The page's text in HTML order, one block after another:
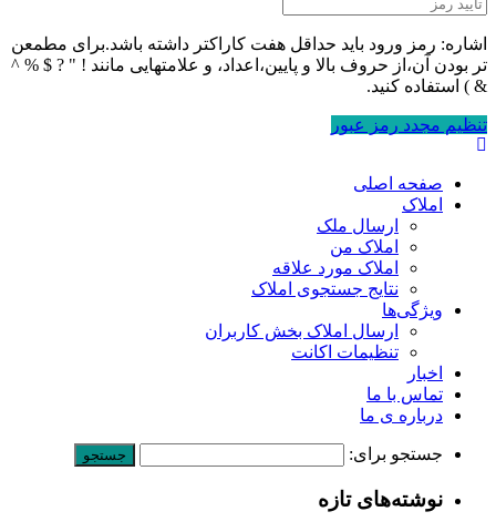
اشاره: رمز ورود باید حداقل هفت کاراکتر داشته باشد.برای مطمعن
تر بودن آن،از حروف بالا و پایین،اعداد، و علامتهایی مانند ! " ? $ % ^
& ) استفاده کنید.
تنظیم مجدد رمز عبور
صفحه اصلی
املاک
ارسال ملک
املاک من
املاک مورد علاقه
نتایج جستجوی املاک
ویژگی‌ها
ارسال املاک بخش کاربران
تنظیمات اکانت
اخبار
تماس با ما
درباره ی ما
جستجو برای:
نوشته‌های تازه